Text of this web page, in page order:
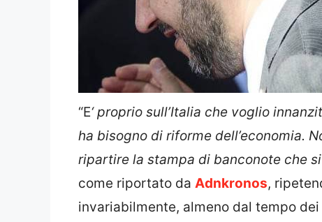
“E‘ proprio sull’Italia che voglio
ha bisogno di riforme dell’economia.
ripartire la stampa di banconote che si
come riportato da Adnkronos,
invariabilmente, almeno dal tempo